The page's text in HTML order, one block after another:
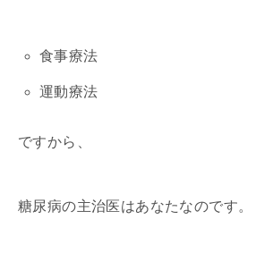
食事療法
運動療法
ですから、
糖尿病の主治医はあなたなのです。